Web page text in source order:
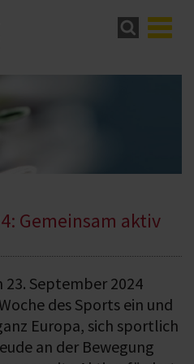
Gemeinsam aktiv
23. September 2024
des Sports ein und
Europa, sich sportlich
an der Bewegung